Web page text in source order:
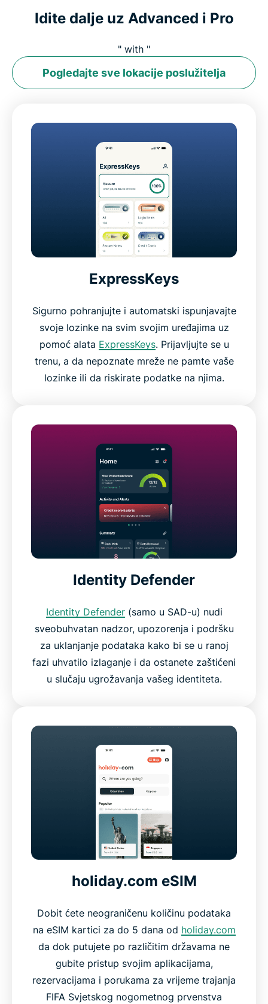
Idite dalje uz Advanced i Pro
" with "
Pogledajte sve lokacije poslužitelja
ExpressKeys
Sigurno pohranjujte i automatski ispunjavajte
svoje lozinke na svim svojim uređajima uz
pomoć alata ExpressKeys. Prijavljujte se u
trenu, a da nepoznate mreže ne pamte vaše
lozinke ili da riskirate podatke na njima.
Identity Defender
Identity Defender(samo u SAD-u) nudi
sveobuhvatan nadzor, upozorenja i podršku
za uklanjanje podataka kako bi se u ranoj
fazi uhvatilo izlaganje i da ostanete zaštićeni
u slučaju ugrožavanja vašeg identiteta.
holiday.com eSIM
Dobit ćete neograničenu količinu podataka
na eSIM kartici za do 5 dana od holiday.com
da dok putujete po različitim državama ne
gubite pristup svojim aplikacijama,
rezervacijama i porukama za vrijeme trajanja
FIFA Svjetskog nogometnog prvenstva